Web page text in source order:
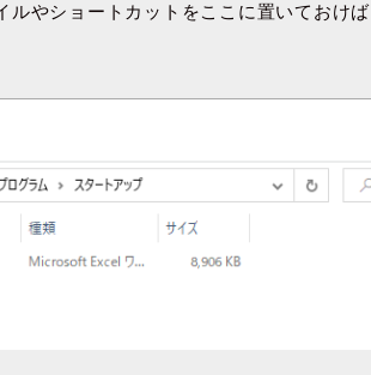
やショートカットをここに置いておけば